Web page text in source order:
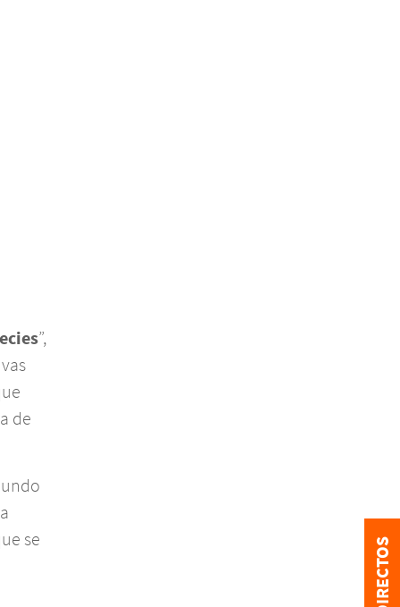
”,
de
se